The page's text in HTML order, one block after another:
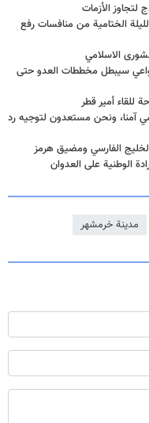
الأزمات
في الليلة الختامية من منافسات رفع
الاسلامي
سيبطل مخططات العدو حتى
للقاء أمير قطر
آمنا، ونحن مستعدون لتوجيه رد
الفارسي ومضيق هرمز
الوطنية على العدوان
مدينة خرمشهر